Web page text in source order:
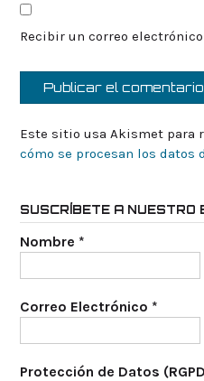
Recibir un correo
Este sitio usa Akismet para
cómo se procesan los datos
SUSCRÍBETE A NUESTRO
Nombre *
Correo Electrónico *
Protección de Datos